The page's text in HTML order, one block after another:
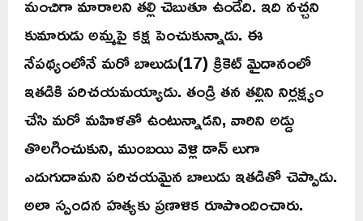
కుమారుడు అమ్మపై కక్ష పెంచుకున్నాడు. ఈ
నేపథ్యంలోనే మరో బాలుడు(17) క్రికెట్ మైదానంలో
ఇతడికి పరిచయమయ్యాడు. తండ్రి తన తల్లిని నిర్లక్ష్యం
చేసి మరో మహిళతో ఉంటున్నాడని, వారిని అడ్డు
తొలగించుకుని, ముంబయి వెళ్లి డాన్ లుగా
ఎదుగుదామని పరిచయమైన బాలుడు ఇతడితో చెప్పాడు.
అలా స్పందన హత్యకు ప్రణాళిక రూపొందించారు.